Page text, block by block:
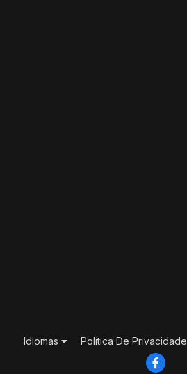
Idiomas Política De Privacidade